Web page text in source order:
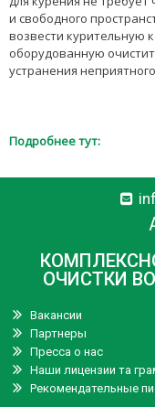
и свободного
возвести курительную
оборудованную
устранения
Подробнее тут:
ОЧИСТКИ
Вакансии
Партнеры
Пресса о нас
Наши лицензии та
Рекомендательные